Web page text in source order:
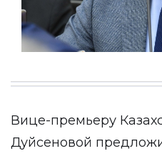
Вице-премьеру
Дуйсеновой